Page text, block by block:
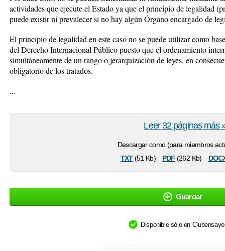
actividades que ejecute el Estado ya que el principio de legalidad
puede existir ni prevalecer si no hay algún Órgano encargado de
El principio de legalidad en este caso no se puede utilizar como
del Derecho Internacional Público puesto que el ordenamiento
simultáneamente de un rango o jerarquización de leyes, en
obligatorio de los tratados.
...
Descargar como (para miembros
txt(51 Kb) pdf (262 Kb)
Leer 32 páginas más
Guardar
Disponible sólo en